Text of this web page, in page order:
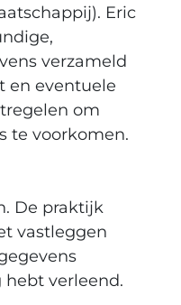
Eric
verzameld
en eventuele
om
te voorkomen.
De praktijk
vastleggen
verleend.